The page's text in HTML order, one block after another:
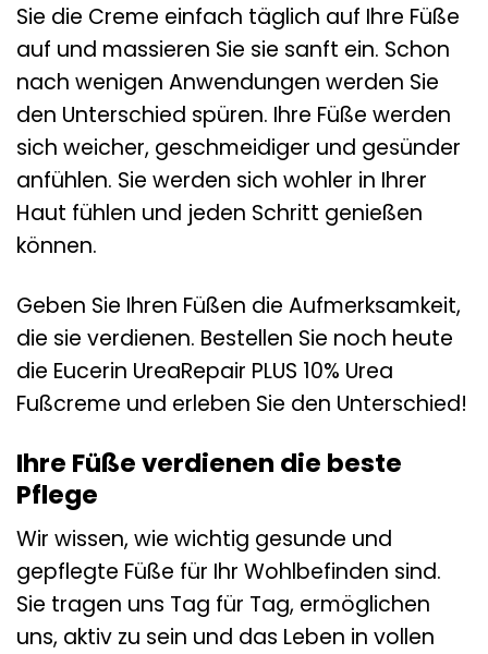
Sie die Creme einfach täglich auf Ihre Füße
auf und massieren Sie sie sanft ein. Schon
nach wenigen Anwendungen werden Sie
den Unterschied spüren. Ihre Füße werden
sich weicher, geschmeidiger und gesünder
anfühlen. Sie werden sich wohler in Ihrer
Haut fühlen und jeden Schritt genießen
können.
Geben Sie Ihren Füßen die Aufmerksamkeit,
die sie verdienen. Bestellen Sie noch heute
die Eucerin UreaRepair PLUS 10% Urea
Fußcreme und erleben Sie den Unterschied!
Ihre Füße verdienen die beste
Pflege
Wir wissen, wie wichtig gesunde und
gepflegte Füße für Ihr Wohlbefinden sind.
Sie tragen uns Tag für Tag, ermöglichen
uns, aktiv zu sein und das Leben in vollen